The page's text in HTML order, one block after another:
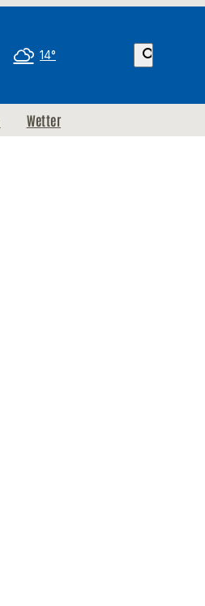
14° search
Wetter